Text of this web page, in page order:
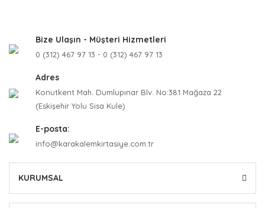
Bize Ulaşın - Müşteri Hizmetleri
0 (312) 467 97 13 - 0 (312) 467 97 13
Adres
Konutkent Mah. Dumlupınar Blv. No:381 Mağaza 22
(Eskişehir Yolu Sisa Kule)
E-posta:
info@karakalemkirtasiye.com.tr
KURUMSAL